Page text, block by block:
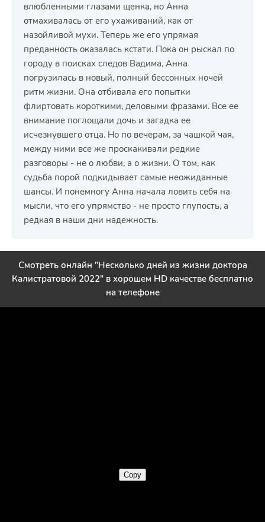
влюбленными глазами щенка, но Анна
отмахивалась от его ухаживаний, как от
назойливой мухи. Теперь же его упрямая
преданность оказалась кстати. Пока он рыскал по
городу в поисках следов Вадима, Анна
погрузилась в новый, полный бессонных ночей
ритм жизни. Она отбивала его попытки
флиртовать короткими, деловыми фразами. Все ее
внимание поглощали дочь и загадка ее
исчезнувшего отца. Но по вечерам, за чашкой чая,
между ними все же проскакивали редкие
разговоры - не о любви, а о жизни. О том, как
судьба порой подкидывает самые неожиданные
шансы. И понемногу Анна начала ловить себя на
мысли, что его упрямство - не просто глупость, а
редкая в наши дни надежность.
Смотреть онлайн "Несколько дней из жизни доктора
Калистратовой 2022" в хорошем HD качестве бесплатно
на телефоне